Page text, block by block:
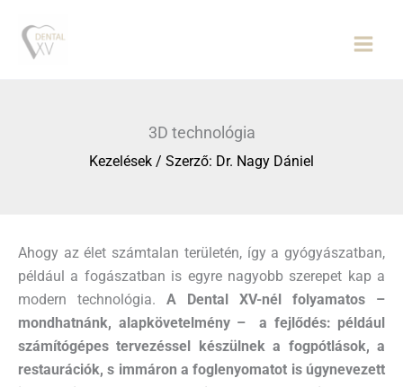
content
3D technológia
Kezelések / Szerző: Dr. Nagy Dániel
Ahogy az élet számtalan területén, így a gyógyászatban,
például a fogászatban is egyre nagyobb szerepet kap a
modern technológia. A Dental XV-nél folyamatos –
mondhatnánk, alapkövetelmény – a fejlődés: például
számítógépes tervezéssel készülnek a fogpótlások, a
restaurációk, s immáron a foglenyomatot is úgynevezett